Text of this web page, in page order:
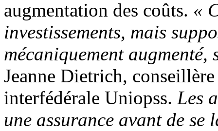
augmentation des coûts. «
investissements, mais
mécaniquement
Jeanne Dietrich,
interfédérale Uniopss. Les
une assurance avant de se